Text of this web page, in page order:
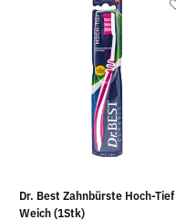
Dr. Best Zahnbürste Hoch-Tief
Weich (1Stk)